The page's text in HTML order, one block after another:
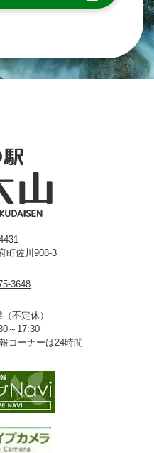
町佐川908-3
3648
不定休）
～17:30
コーナーは24時間